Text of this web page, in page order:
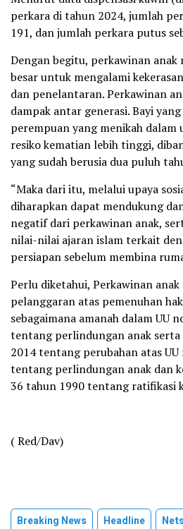
perkara di tahun 2024, jumlah
191, dan jumlah perkara putus
Dengan begitu, perkawinan
besar untuk mengalami
dan penelantaran. Perkawinan
dampak antar generasi. Bayi
perempuan yang menikah dalam
resiko kematian lebih tinggi,
yang sudah berusia dua puluh
“Maka dari itu, melalui upaya
diharapkan dapat mendukung
negatif dari perkawinan anak,
nilai-nilai ajaran islam terkait
persiapan sebelum membina
Perlu diketahui, Perkawinan
pelanggaran atas pemenuhan
sebagaimana amanah dalam UU
tentang perlindungan anak serta
2014 tentang perubahan atas
tentang perlindungan anak dan
36 tahun 1990 tentang ratifikasi
( Red/Dav)
Breaking News Headline